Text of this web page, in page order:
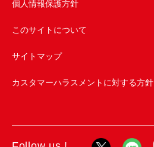
個人情報保護方針
このサイトについて
サイトマップ
カスタマーハラスメントに対する方針